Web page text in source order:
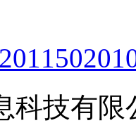
科技有限